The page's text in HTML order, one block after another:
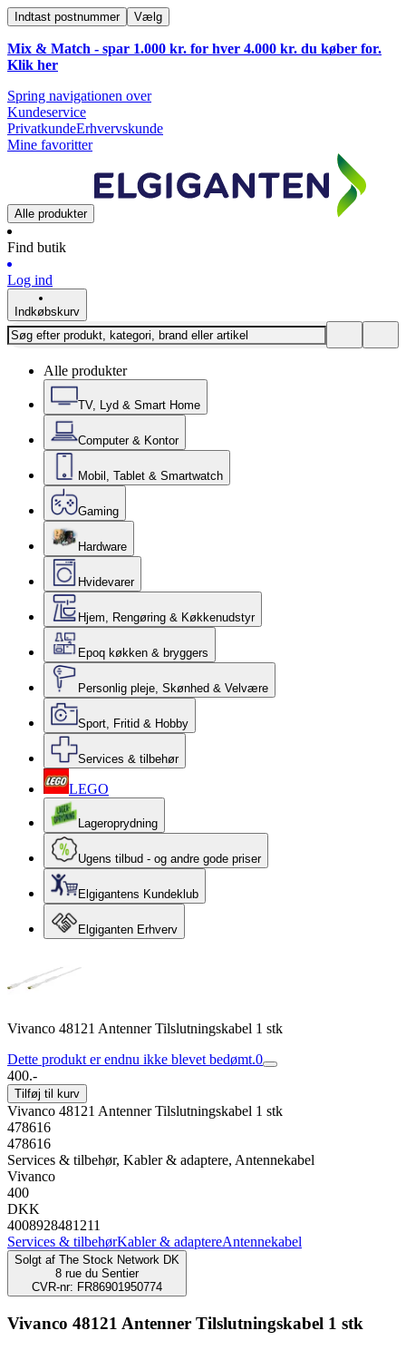
Indtast postnummer Vælg
Mix & Match - spar 1.000 kr. for hver 4.000 kr. du køber for.
Klik her
Spring navigationen over
Kundeservice
PrivatkundeErhvervskunde
Mine favoritter
Alle produkter
Find butik
Log ind
Indkøbskurv
Alle produkter
TV, Lyd & Smart Home
Computer & Kontor
Mobil, Tablet & Smartwatch
Gaming
Hardware
Hvidevarer
Hjem, Rengøring & Køkkenudstyr
Epoq køkken & bryggers
Personlig pleje, Skønhed & Velvære
Sport, Fritid & Hobby
Services & tilbehør
LEGO
Lageroprydning
Ugens tilbud - og andre gode priser
Elgigantens Kundeklub
Elgiganten Erhverv
Vivanco 48121 Antenner Tilslutningskabel 1 stk
Dette produkt er endnu ikke blevet bedømt.0
400.-
Tilføj til kurv
Vivanco 48121 Antenner Tilslutningskabel 1 stk
478616
478616
Services & tilbehør, Kabler & adaptere, Antennekabel
Vivanco
400
DKK
4008928481211
Services & tilbehørKabler & adaptereAntennekabel
Solgt af The Stock Network DK
8 rue du Sentier
CVR-nr: FR86901950774
Vivanco 48121 Antenner Tilslutningskabel 1 stk